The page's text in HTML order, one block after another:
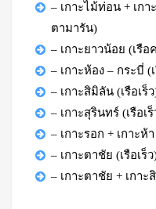
– เกาะไม้ท่อน + เก
ตามารัน)
– เกาะยาวน้อย (เรื
– เกาะห้อง – กระบี่
– เกาะสิมิลัน (เรือเร็
– เกาะสุรินทร์ (เรือเร็
– เกาะรอก + เกาะห้า
– เกาะตาชัย (เรือเร็ว
– เกาะตาชัย + เกาะ